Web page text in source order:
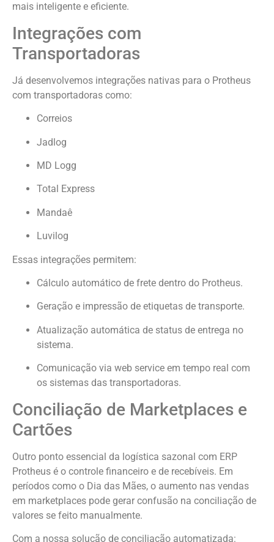
mais inteligente e eficiente.
Integrações com
Transportadoras
Já desenvolvemos integrações nativas para o Protheus
com transportadoras como:
Correios
Jadlog
MD Logg
Total Express
Mandaê
Luvilog
Essas integrações permitem:
Cálculo automático de frete dentro do Protheus.
Geração e impressão de etiquetas de transporte.
Atualização automática de status de entrega no
sistema.
Comunicação via web service em tempo real com
os sistemas das transportadoras.
Conciliação de Marketplaces e
Cartões
Outro ponto essencial da logística sazonal com ERP
Protheus é o controle financeiro e de recebíveis. Em
períodos como o Dia das Mães, o aumento nas vendas
em marketplaces pode gerar confusão na conciliação de
valores se feito manualmente.
Com a nossa solução de conciliação automatizada: